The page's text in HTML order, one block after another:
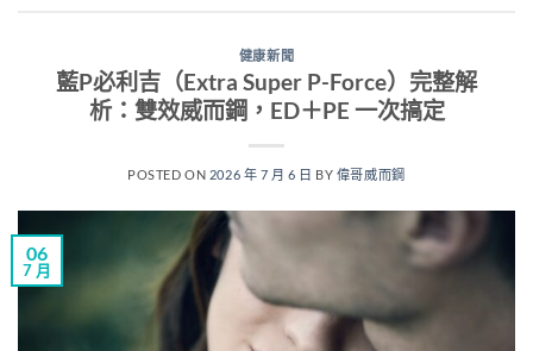
健康新聞
藍P必利吉（Extra Super P-Force）完整解
析：雙效威而鋼，ED＋PE 一次搞定
POSTED ON 2026 年 7 月 6 日 BY 偉哥威而鋼
06
7 月